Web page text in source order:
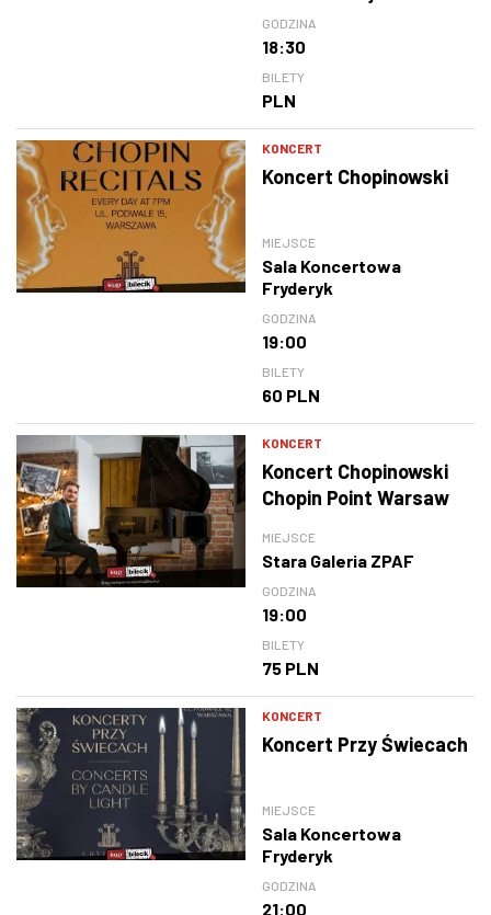
GODZINA
18:30
BILETY
PLN
KONCERT
Koncert Chopinowski
MIEJSCE
Sala Koncertowa
Fryderyk
GODZINA
19:00
BILETY
60 PLN
KONCERT
Koncert Chopinowski
Chopin Point Warsaw
MIEJSCE
Stara Galeria ZPAF
GODZINA
19:00
BILETY
75 PLN
KONCERT
Koncert Przy Świecach
MIEJSCE
Sala Koncertowa
Fryderyk
GODZINA
21:00